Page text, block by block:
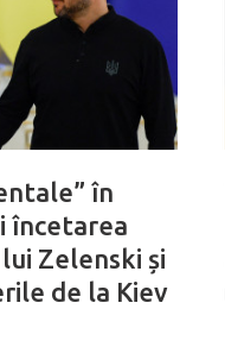
în
încetarea
Zelenski și
de la Kiev